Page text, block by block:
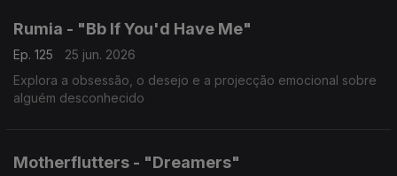
Rumia - "Bb If You'd Have Me"
Ep. 125
25 jun. 2026
Explora a obsessão, o desejo e a projecção emocional sobre
alguém desconhecido
Motherflutters - "Dreamers"